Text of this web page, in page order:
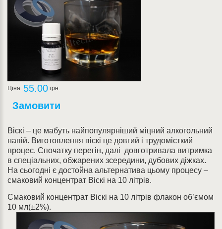
Ціна: 55.00 грн.
Замовити
Віскі – це мабуть найпопулярніший міцний алкогольний
напій. Виготовлення віскі це довгий і трудомісткий
процес. Спочатку перегін, далі довготривала витримка
в спеціальних, обжарених зсередини, дубових діжках.
На сьогодні є достойна альтернатива цьому процесу –
смаковий концентрат Віскі на 10 літрів.
Смаковий концентрат Віскі на 10 літрів флакон об’ємом
10 мл(±2%).